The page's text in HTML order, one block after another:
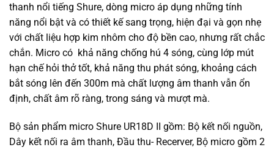
thanh nổi tiếng Shure, dòng micro áp dụng những tính
năng nổi bật và có thiết kế sang trọng, hiện đại và gọn nhẹ
với chất liệu hợp kim nhôm cho độ bền cao, nhưng rất chắc
chắn. Micro có khả năng chống hú 4 sóng, cùng lớp mút
hạn chế hỏi thở tốt, khả năng thu phát sóng, khoảng cách
bắt sóng lên đến 300m mà chất lượng âm thanh vẫn ổn
định, chất âm rõ ràng, trong sáng và mượt mà.
Bộ sản phẩm micro Shure UR18D II gồm: Bộ kết nối nguồn,
Dây kết nối ra âm thanh, Đầu thu- Recerver, Bộ micro gồm 2